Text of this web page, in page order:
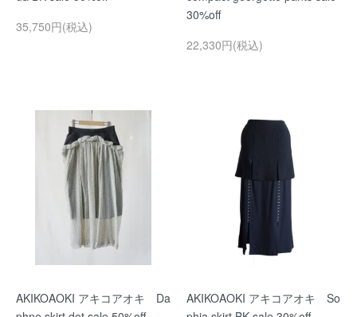
35,750円(税込)
30%off
22,330円(税込)
AKIKOAOKI アキコアオキ Da
AKIKOAOKI アキコアオキ So